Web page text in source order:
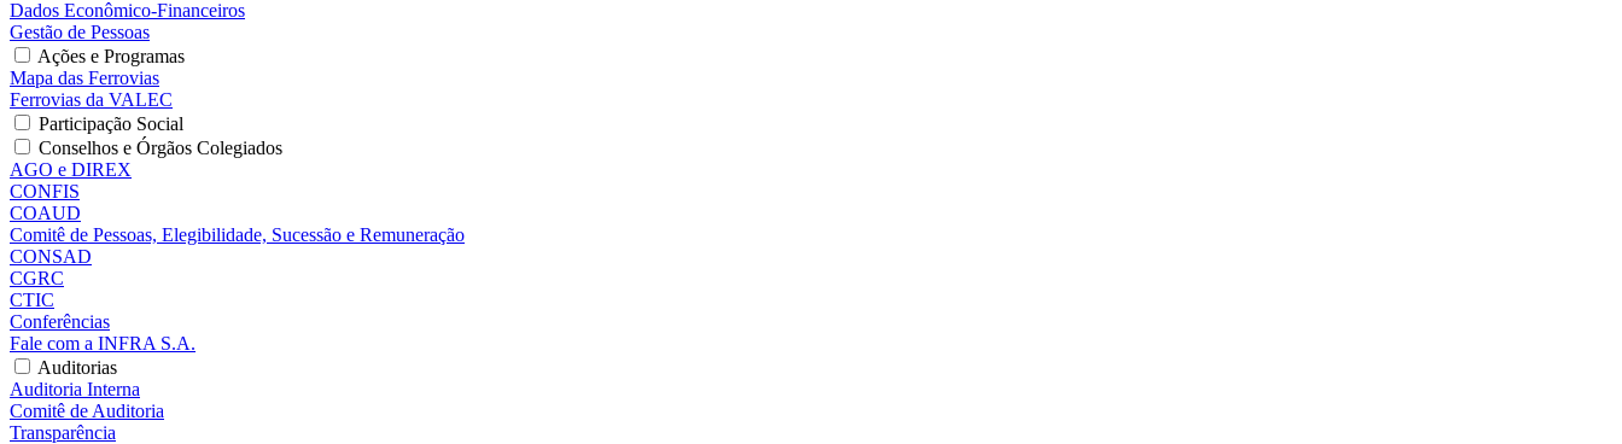
Dados Econômico-Financeiros
Gestão de Pessoas
Ações e Programas
Mapa das Ferrovias
Ferrovias da VALEC
Participação Social
Conselhos e Órgãos Colegiados
AGO e DIREX
CONFIS
COAUD
Comitê de Pessoas, Elegibilidade, Sucessão e Remuneração
CONSAD
CGRC
CTIC
Conferências
Fale com a INFRA S.A.
Auditorias
Auditoria Interna
Comitê de Auditoria
Transparência